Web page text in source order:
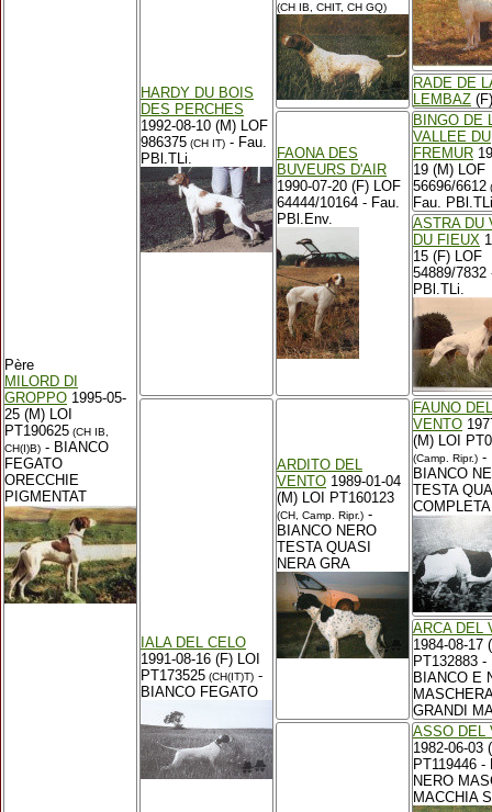
Père
MILORD DI
GROPPO 1995-05-
25 (M) LOI
PT190625 (CH IB,
CH(I)B) - BIANCO
FEGATO
ORECCHIE
PIGMENTAT
HARDY DU BOIS
DES PERCHES
1992-08-10 (M) LOF
986375 (CH IT) - Fau.
PBl.TLi.
(CH IB, CHIT, CH GQ)
RADE DE
LEMBAZ (F)
FAONA DES
BUVEURS D'AIR
1990-07-20 (F) LOF
64444/10164 - Fau.
PBl.Env.
BINGO DE
VALLEE DU
FREMUR
19 (M) LOF
56696/6612
Fau.
ASTRA DU
DU FIEUX
15 (F) LOF
54889/7832
PBl.TLi.
IALA DEL CELO
1991-08-16 (F) LOI
PT173525 (CH(IT)T) -
BIANCO FEGATO
ARDITO DEL
VENTO 1989-01-04
(M) LOI PT160123
(CH, Camp. Ripr.) -
BIANCO NERO
TESTA QUASI
NERA GRA
FAUNO DEL
VENTO
(M) LOI
(Camp. Ripr.) -
BIANCO
TESTA
COMPLETA
ARCA DEL
1984-08-17
PT132883 -
BIANCO E
GRANDI
ASSO DEL
1982-06-03
PT119446 -
NERO
MACCHIA